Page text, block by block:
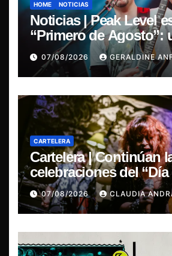
HOME NOTICIAS
Noticias | Peak Level
“Primero de Agosto”:
sonoro por el duelo y
07/08/2026 GERALDINE
CARTELERA
Cartelera | Continúan
celebraciones del “Día
Blues”, La Rox se
sábado en
07/08/2026 CLAUDIA